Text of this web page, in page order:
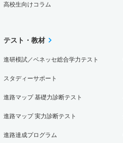
高校生向けコラム
テスト・教材
進研模試／ベネッセ総合学力テスト
スタディーサポート
進路マップ 基礎力診断テスト
進路マップ 実力診断テスト
進路達成プログラム